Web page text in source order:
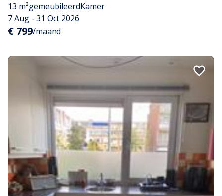
13 m²gemeubileerdKamer
7 Aug - 31 Oct 2026
€ 799/maand